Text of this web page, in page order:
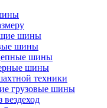
шины
шины
шины
шины
техники
грузовые шины
вездеход